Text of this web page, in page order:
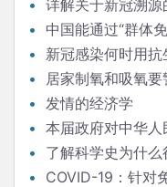
详解关于新冠溯
中国能通过“群体
新冠感染何时用抗
居家制氧和吸氧
发情的经济学
本届政府对中华
了解科学史为什么
COVID-19：针对